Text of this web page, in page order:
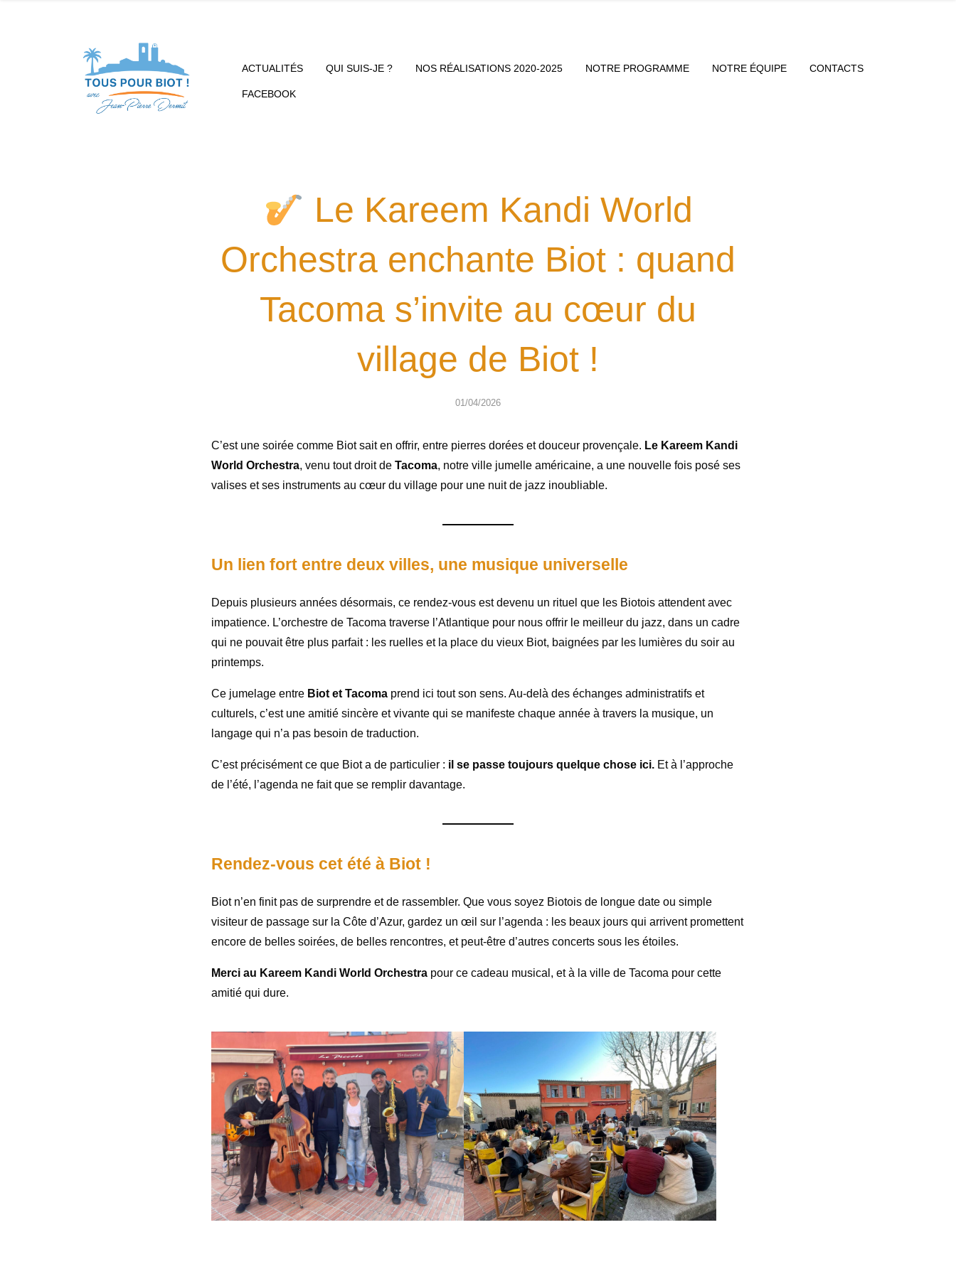
ACTUALITÉS QUI SUIS-JE ? NOS RÉALISATIONS 2020-2025 NOTRE PROGRAMME NOTRE ÉQUIPE CONTACTS
FACEBOOK
Le Kareem Kandi World
Orchestra enchante Biot : quand
Tacoma s’invite au cœur du
village de Biot !
01/04/2026
C’est une soirée comme Biot sait en offrir, entre pierres dorées et douceur provençale. Le Kareem Kandi
World Orchestra, venu tout droit de Tacoma, notre ville jumelle américaine, a une nouvelle fois posé ses
valises et ses instruments au cœur du village pour une nuit de jazz inoubliable.
Un lien fort entre deux villes, une musique universelle
Depuis plusieurs années désormais, ce rendez-vous est devenu un rituel que les Biotois attendent avec
impatience. L’orchestre de Tacoma traverse l’Atlantique pour nous offrir le meilleur du jazz, dans un cadre
qui ne pouvait être plus parfait : les ruelles et la place du vieux Biot, baignées par les lumières du soir au
printemps.
Ce jumelage entre Biot et Tacoma prend ici tout son sens. Au-delà des échanges administratifs et
culturels, c’est une amitié sincère et vivante qui se manifeste chaque année à travers la musique, un
langage qui n’a pas besoin de traduction.
C’est précisément ce que Biot a de particulier : il se passe toujours quelque chose ici. Et à l’approche
de l’été, l’agenda ne fait que se remplir davantage.
Rendez-vous cet été à Biot !
Biot n’en finit pas de surprendre et de rassembler. Que vous soyez Biotois de longue date ou simple
visiteur de passage sur la Côte d’Azur, gardez un œil sur l’agenda : les beaux jours qui arrivent promettent
encore de belles soirées, de belles rencontres, et peut-être d’autres concerts sous les étoiles.
Merci au Kareem Kandi World Orchestra pour ce cadeau musical, et à la ville de Tacoma pour cette
amitié qui dure.